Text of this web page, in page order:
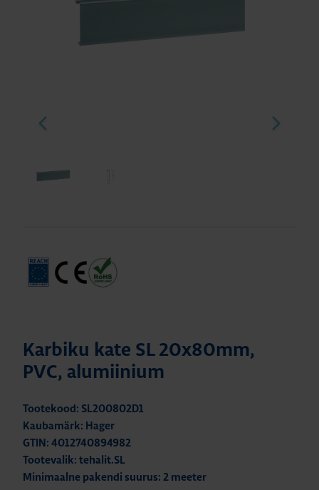
Karbiku kate SL 20x80mm,
PVC, alumiinium
Tootekood: SL200802D1
Kaubamärk: Hager
GTIN: 4012740894982
Tootevalik: tehalit.SL
Minimaalne pakendi suurus: 2 meeter